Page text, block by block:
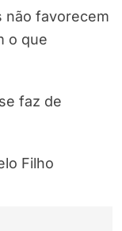
não favorecem
o que
faz de
Filho